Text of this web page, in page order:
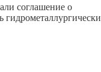
соглашение о